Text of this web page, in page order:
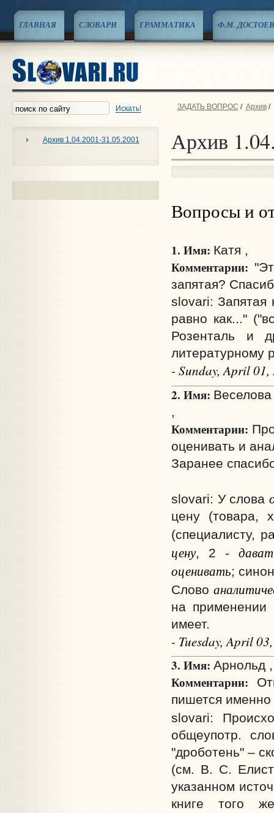
ГЛАВНАЯ СЛОВАРИ ГРАММАТИКА Ф.М.
Искать!
Архив 1.04.2001-31.05.2001
ЗАДАТЬ ВОПРОС / Архив/
Архив
Вопросы и
1. Имя: Катя ,
Комментарии:
запятая?
slovari: Запятая
равно как..."
Розенталь и
литературному
- Sunday, April
2. Имя:
,
Комментарии:
оценивать и
Заранее
slovari: У слова
цену (товара,
(специалисту,
цену, 2 -
оценивать;
Слово
на применении
имеет.
- Tuesday, April
3. Имя: Арнольд ,
Комментарии:
пишется
slovari:
общеупотр.
"дроботень" –
(см. В. С.
указанном
книге того